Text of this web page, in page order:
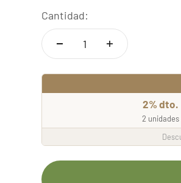
Cantidad:
2% dto.
2 unidades